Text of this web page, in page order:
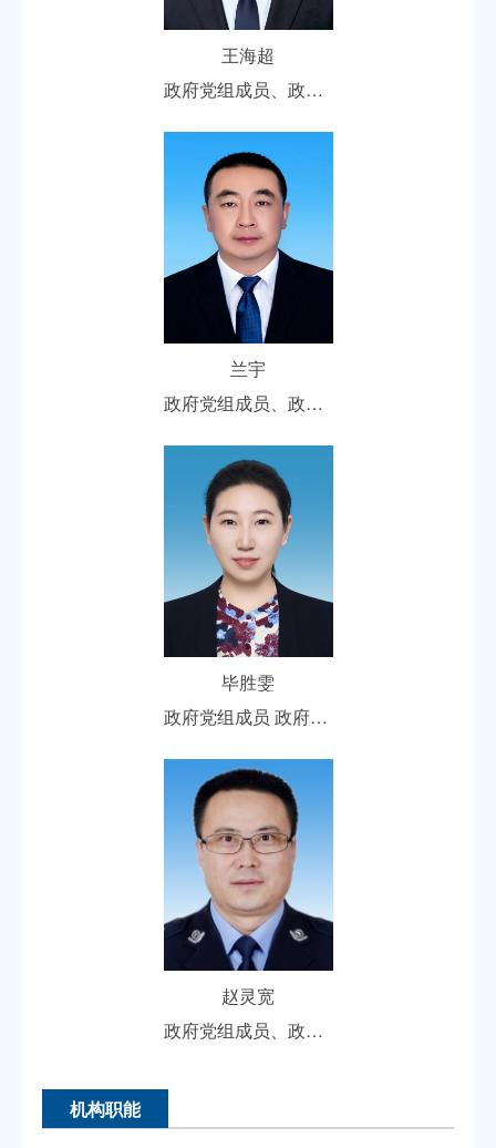
王海超
政府党组成员、政府副区长
兰宇
政府党组成员、政府副区长
毕胜雯
政府党组成员 政府副区长
赵灵宽
政府党组成员、政府副区长
机构职能